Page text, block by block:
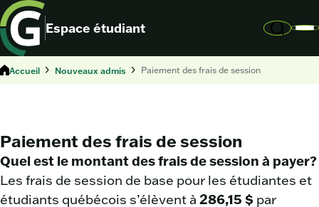
Espace étudiant
Accueil Nouveaux admis Paiement des frais de session
Paiement des frais de session
Quel est le montant des frais de session à payer?
Les frais de session de base pour les étudiantes et
étudiants québécois s’élèvent à 286,15 $ par